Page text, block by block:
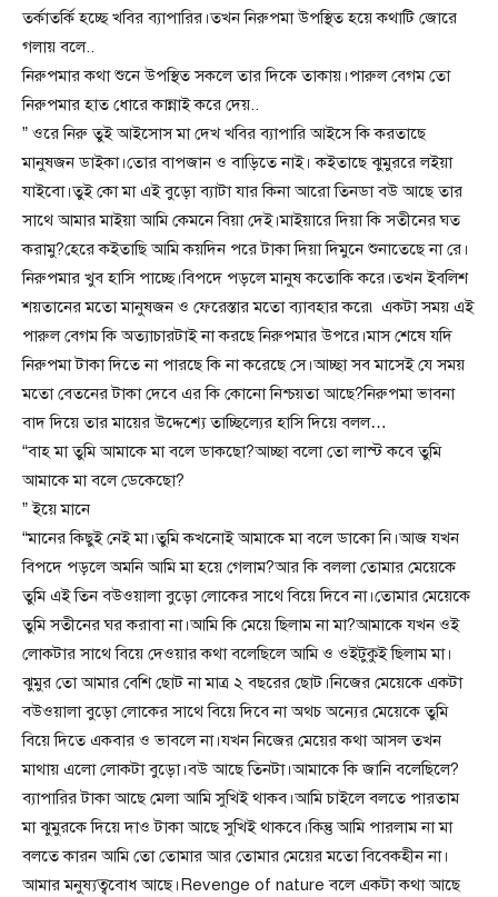
তর্কাতর্কি হচ্ছে খবির ব্যাপারির।তখন নিরুপমা উপস্থিত হয়ে কথাটি জোরে
গলায় বলে..
নিরুপমার কথা শুনে উপস্থিত সকলে তার দিকে তাকায়।পারুল বেগম তো
নিরুপমার হাত ধোরে কান্নাই করে দেয়..
” ওরে নিরু তুই আইসোস মা দেখ খবির ব্যাপারি আইসে কি করতাছে
মানুষজন ডাইকা।তোর বাপজান ও বাড়িতে নাই। কইতাছে ঝুমুররে লইয়া
যাইবো।তুই কো মা এই বুড়ো ব্যাটা যার কিনা আরো তিনডা বউ আছে তার
সাথে আমার মাইয়া আমি কেমনে বিয়া দেই।মাইয়ারে দিয়া কি সতীনের ঘত
করামু?হেরে কইতাছি আমি কয়দিন পরে টাকা দিয়া দিমুনে শুনাতেছে না রে।
নিরুপমার খুব হাসি পাচ্ছে।বিপদে পড়লে মানুষ কতোকি করে।তখন ইবলিশ
শয়তানের মতো মানুষজন ও ফেরেস্তার মতো ব্যাবহার করে৷ একটা সময় এই
পারুল বেগম কি অত্যাচারটাই না করছে নিরুপমার উপরে।মাস শেষে যদি
নিরুপমা টাকা দিতে না পারছে কি না করেছে সে।আচ্ছা সব মাসেই যে সময়
মতো বেতনের টাকা দেবে এর কি কোনো নিশ্চয়তা আছে?নিরুপমা ভাবনা
বাদ দিয়ে তার মায়ের উদ্দেশ্যে তাচ্ছিল্যের হাসি দিয়ে বলল…
“বাহ মা তুমি আমাকে মা বলে ডাকছো?আচ্ছা বলো তো লাস্ট কবে তুমি
আমাকে মা বলে ডেকেছো?
” ইয়ে মানে
“মানের কিছুই নেই মা।তুমি কখনোই আমাকে মা বলে ডাকো নি।আজ যখন
বিপদে পড়লে অমনি আমি মা হয়ে গেলাম?আর কি বললা তোমার মেয়েকে
তুমি এই তিন বউওয়ালা বুড়ো লোকের সাথে বিয়ে দিবে না।তোমার মেয়েকে
তুমি সতীনের ঘর করাবা না।আমি কি মেয়ে ছিলাম না মা?আমাকে যখন ওই
লোকটার সাথে বিয়ে দেওয়ার কথা বলেছিলে আমি ও ওইটুকুই ছিলাম মা।
ঝুমুর তো আমার বেশি ছোট না মাত্র ২ বছরের ছোট।নিজের মেয়েকে একটা
বউওয়ালা বুড়ো লোকের সাথে বিয়ে দিবে না অথচ অন্যের মেয়েকে তুমি
বিয়ে দিতে একবার ও ভাবলে না।যখন নিজের মেয়ের কথা আসল তখন
মাথায় এলো লোকটা বুড়ো।বউ আছে তিনটা।আমাকে কি জানি বলেছিলে?
ব্যাপারির টাকা আছে মেলা আমি সুখিই থাকব।আমি চাইলে বলতে পারতাম
মা ঝুমুরকে দিয়ে দাও টাকা আছে সুখিই থাকবে।কিন্তু আমি পারলাম না মা
বলতে কারন আমি তো তোমার আর তোমার মেয়ের মতো বিবেকহীন না।
আমার মনুষ্যত্ববোধ আছে।Revenge of nature বলে একটা কথা আছে